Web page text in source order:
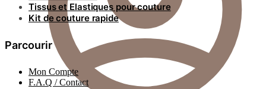
Tissus et Elastiques pour couture
Kit de couture rapide
Parcourir
Mon Compte
F.A.Q / Contact